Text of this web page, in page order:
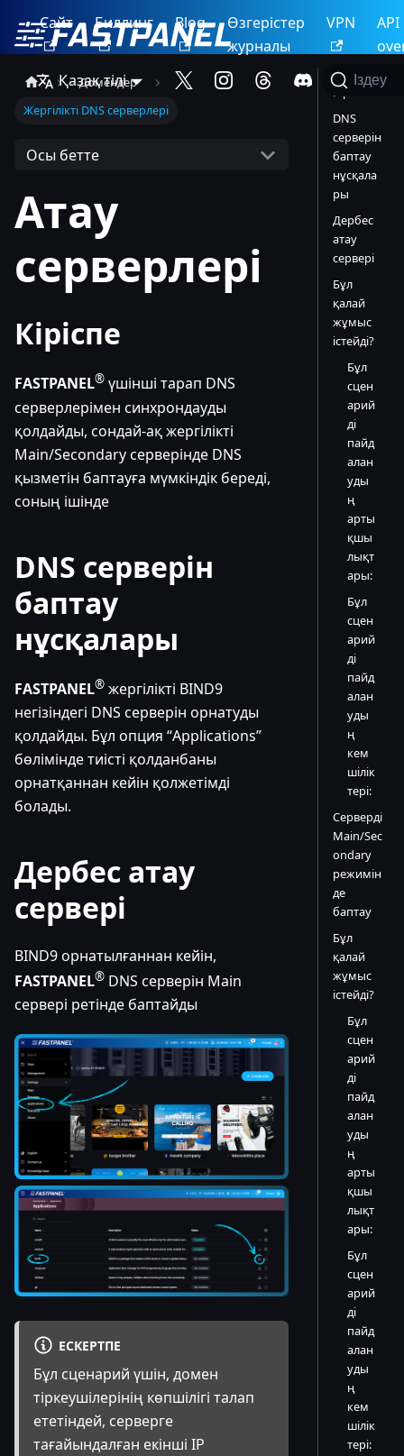
Сайт Биллинг Blog
Өзгерістер
журналы
VPN
API
Қазақ тілі
Іздеу
Домендер
Жергілікті DNS серверлері
Осы бетте
Атау
серверлері
Кіріспе
FASTPANEL® үшінші тарап DNS
серверлерімен синхрондауды
қолдайды, сондай-ақ жергілікті
Main/Secondary серверінде DNS
қызметін баптауға мүмкіндік береді,
соның ішінде
DNS серверін
баптау
нұсқалары
FASTPANEL® жергілікті BIND9
негізіндегі DNS серверін орнатуды
қолдайды. Бұл опция “Applications”
бөлімінде тиісті қолданбаны
орнатқаннан кейін қолжетімді
болады.
Дербес атау
сервері
BIND9 орнатылғаннан кейін,
FASTPANEL® DNS серверін Main
сервері ретінде баптайды
ЕСКЕРТПЕ
Бұл сценарий үшін, домен
тіркеушілерінің көпшілігі талап
ететіндей, серверге
тағайындалған екінші IP
Кіріспе
DNS
серверін
баптау
нұсқала
ры
Дербес
атау
сервері
Бұл
қалай
жұмыс
істейді?
Бұл
сцен
арий
ді
пайд
алан
уды
ң
арты
қшы
лықт
ары:
Бұл
сцен
арий
ді
пайд
алан
уды
ң
кем
шілік
тері:
Серверді
Main/Sec
ondary
режимін
де
баптау
Бұл
қалай
жұмыс
істейді?
Бұл
сцен
арий
ді
пайд
алан
уды
ң
арты
қшы
лықт
ары:
Бұл
сцен
арий
ді
пайд
алан
уды
ң
кем
шілік
тері: